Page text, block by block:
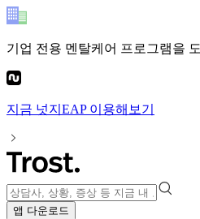
기업 전용 멘탈케어 프로그램을
지금 넛지EAP이용해보기
앱 다운로드